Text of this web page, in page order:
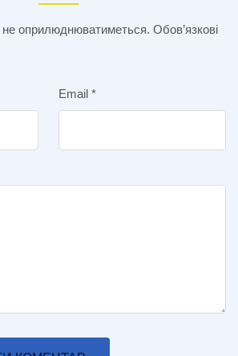
оприлюднюватиметься. Обов’язкові
Email *